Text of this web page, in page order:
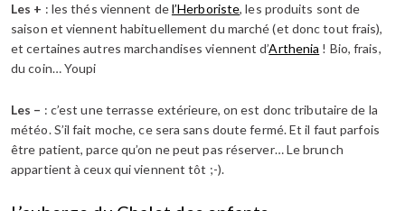
Les + : les thés viennent del’Herboriste, les produits sont de
saison et viennent habituellement du marché (et donc tout frais),
et certaines autres marchandises viennent d’Arthenia ! Bio, frais,
du coin… Youpi
Les – : c’est une terrasse extérieure, on est donc tributaire de la
météo. S’il fait moche, ce sera sans doute fermé. Et il faut parfois
être patient, parce qu’on ne peut pas réserver… Le brunch
appartient à ceux qui viennent tôt ;-).